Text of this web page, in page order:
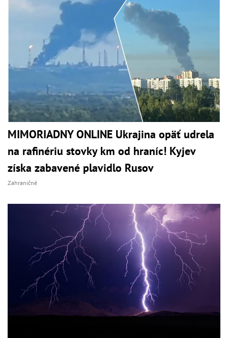
MIMORIADNY ONLINE Ukrajina opäť udrela
na rafinériu stovky km od hraníc! Kyjev
získa zabavené plavidlo Rusov
Zahraničné